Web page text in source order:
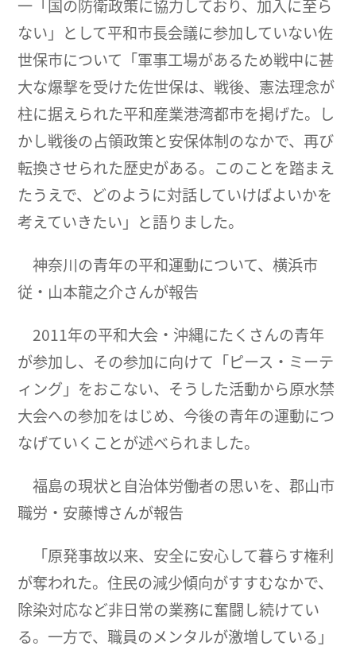
一「国の防衛政策に協力しており、加入に至ら
ない」として平和市長会議に参加していない佐
世保市について「軍事工場があるため戦中に甚
大な爆撃を受けた佐世保は、戦後、憲法理念が
柱に据えられた平和産業港湾都市を掲げた。し
かし戦後の占領政策と安保体制のなかで、再び
転換させられた歴史がある。このことを踏まえ
たうえで、どのように対話していけばよいかを
考えていきたい」と語りました。
神奈川の青年の平和運動について、横浜市
従・山本龍之介さんが報告
2011年の平和大会・沖縄にたくさんの青年
が参加し、その参加に向けて「ピース・ミーテ
ィング」をおこない、そうした活動から原水禁
大会への参加をはじめ、今後の青年の運動につ
なげていくことが述べられました。
福島の現状と自治体労働者の思いを、郡山市
職労・安藤博さんが報告
「原発事故以来、安全に安心して暮らす権利
が奪われた。住民の減少傾向がすすむなかで、
除染対応など非日常の業務に奮闘し続けてい
る。一方で、職員のメンタルが激増している」